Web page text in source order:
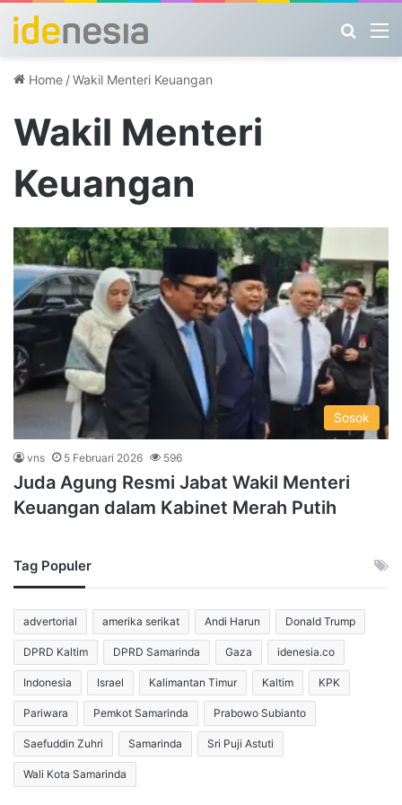
Home /Wakil Menteri Keuangan
Wakil Menteri
Keuangan
Sosok
vns 5 Februari 2026 596
Juda Agung Resmi Jabat Wakil Menteri
Keuangan dalam Kabinet Merah Putih
Tag Populer
advertorial amerika serikat Andi Harun Donald Trump
DPRD Kaltim DPRD Samarinda Gaza idenesia.co
Indonesia Israel Kalimantan Timur Kaltim KPK
Pariwara Pemkot Samarinda Prabowo Subianto
Saefuddin Zuhri Samarinda Sri Puji Astuti
Wali Kota Samarinda